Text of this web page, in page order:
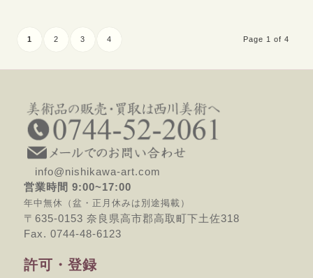
Page 1 of 4
1 2 3 4
info@nishikawa-art.com
営業時間 9:00~17:00
年中無休（盆・正月休みは別途掲載）
〒635-0153 奈良県高市郡高取町下土佐318
Fax. 0744-48-6123
許可・登録